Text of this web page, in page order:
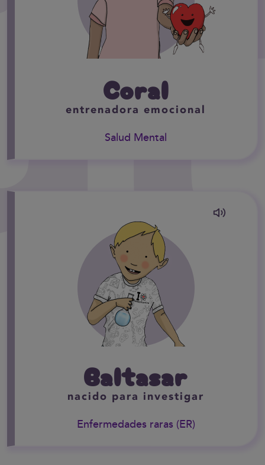
Coral
entrenadora emocional
Salud Mental
Baltasar
nacido para investigar
Enfermedades raras (ER)